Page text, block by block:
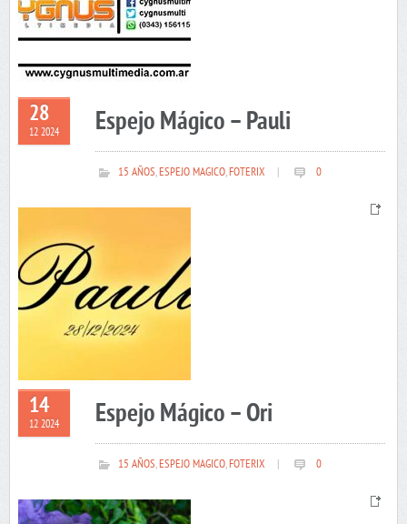
28
12 2024 Espejo Mágico – Pauli
15 AÑOS,ESPEJO MAGICO,FOTERIX 0
14
12 2024 Espejo Mágico – Ori
15 AÑOS,ESPEJO MAGICO,FOTERIX 0